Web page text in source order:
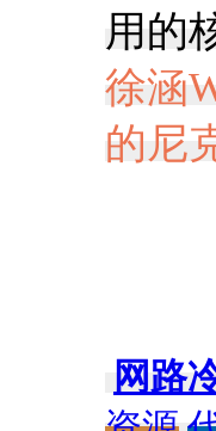
用的
徐涵
的尼
网路